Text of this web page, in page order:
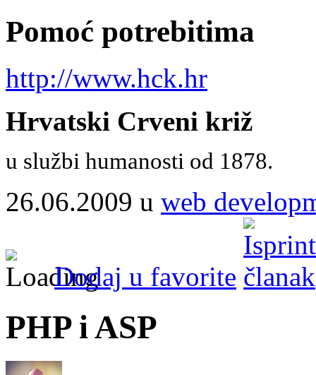
Pomoć potrebitima
http://www.hck.hr
Hrvatski Crveni križ
u službi humanosti od 1878.
26.06.2009 u web
Dodaj u favorite
PHP i ASP